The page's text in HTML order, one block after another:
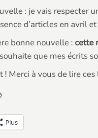
: je vais respecter
d’articles en avril et
bonne nouvelle : cette
que mes écrits
! Merci à vous de lire
Plus